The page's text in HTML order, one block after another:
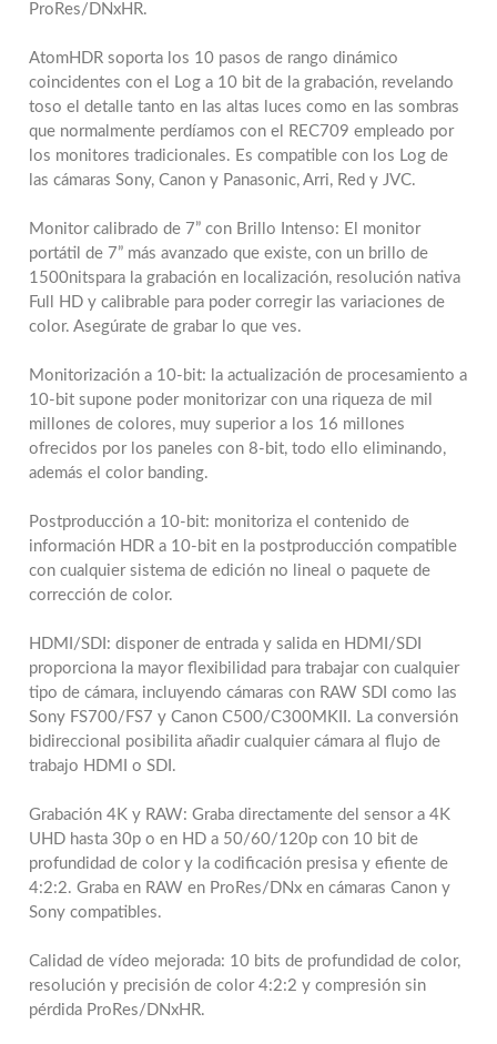
ProRes/DNxHR.
AtomHDR soporta los 10 pasos de rango dinámico
coincidentes con el Log a 10 bit de la grabación, revelando
toso el detalle tanto en las altas luces como en las sombras
que normalmente perdíamos con el REC709 empleado por
los monitores tradicionales. Es compatible con los Log de
las cámaras Sony, Canon y Panasonic, Arri, Red y JVC.
Monitor calibrado de 7” con Brillo Intenso: El monitor
portátil de 7” más avanzado que existe, con un brillo de
1500nitspara la grabación en localización, resolución nativa
Full HD y calibrable para poder corregir las variaciones de
color. Asegúrate de grabar lo que ves.
Monitorización a 10-bit: la actualización de procesamiento a
10-bit supone poder monitorizar con una riqueza de mil
millones de colores, muy superior a los 16 millones
ofrecidos por los paneles con 8-bit, todo ello eliminando,
además el color banding.
Postproducción a 10-bit: monitoriza el contenido de
información HDR a 10-bit en la postproducción compatible
con cualquier sistema de edición no lineal o paquete de
corrección de color.
HDMI/SDI: disponer de entrada y salida en HDMI/SDI
proporciona la mayor flexibilidad para trabajar con cualquier
tipo de cámara, incluyendo cámaras con RAW SDI como las
Sony FS700/FS7 y Canon C500/C300MKII. La conversión
bidireccional posibilita añadir cualquier cámara al flujo de
trabajo HDMI o SDI.
Grabación 4K y RAW: Graba directamente del sensor a 4K
UHD hasta 30p o en HD a 50/60/120p con 10 bit de
profundidad de color y la codificación presisa y efiente de
4:2:2. Graba en RAW en ProRes/DNx en cámaras Canon y
Sony compatibles.
Calidad de vídeo mejorada: 10 bits de profundidad de color,
resolución y precisión de color 4:2:2 y compresión sin
pérdida ProRes/DNxHR.